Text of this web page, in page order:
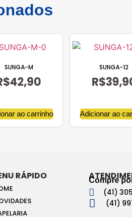
SUNGA-M
42,90
ao carrinho
SUNGA-12
R$
Adicionar ao
RÁPIDO Compre
(41)
(41)